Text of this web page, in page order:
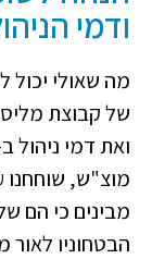
ודמי
מה שאולי
של קבוצת
מוצ"ש, שוחחנו
מבינים כי הם
הבטחוניו